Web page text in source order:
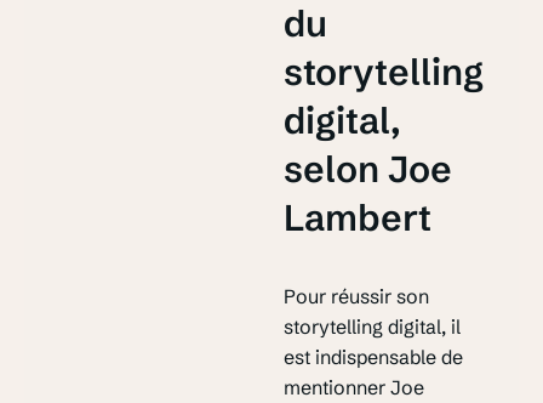
du
storytelling
digital,
selon Joe
Lambert
Pour réussir son
storytelling digital, il
est indispensable de
mentionner Joe